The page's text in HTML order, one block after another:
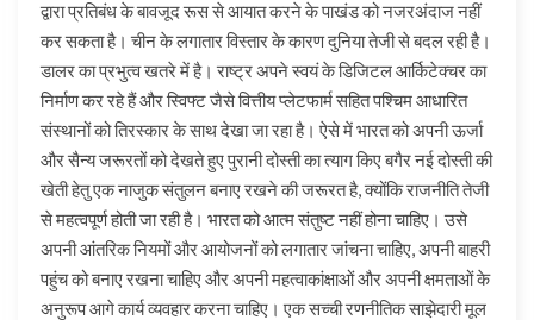
द्वारा प्रतिबंध के बावजूद रूस से आयात करने के पाखंड को नजरअंदाज नहीं
कर सकता है। चीन के लगातार विस्तार के कारण दुनिया तेजी से बदल रही है।
डालर का प्रभुत्व खतरे में है। राष्ट्र अपने स्वयं के डिजिटल आर्किटेक्चर का
निर्माण कर रहे हैं और स्विफ्ट जैसे वित्तीय प्लेटफार्म सहित पश्चिम आधारित
संस्थानों को तिरस्कार के साथ देखा जा रहा है। ऐसे में भारत को अपनी ऊर्जा
और सैन्य जरूरतों को देखते हुए पुरानी दोस्ती का त्याग किए बगैर नई दोस्ती की
खेती हेतु एक नाजुक संतुलन बनाए रखने की जरूरत है, क्योंकि राजनीति तेजी
से महत्वपूर्ण होती जा रही है। भारत को आत्म संतुष्ट नहीं होना चाहिए। उसे
अपनी आंतरिक नियमों और आयोजनों को लगातार जांचना चाहिए, अपनी बाहरी
पहुंच को बनाए रखना चाहिए और अपनी महत्वाकांक्षाओं और अपनी क्षमताओं के
अनुरूप आगे कार्य व्यवहार करना चाहिए। एक सच्ची रणनीतिक साझेदारी मूल